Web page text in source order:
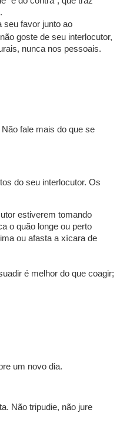
seu favor junto ao
goste de seu interlocutor,
nunca nos pessoais.
fale mais do que se
do seu interlocutor. Os
estiverem tomando
o quão longe ou perto
ou afasta a xícara de
é melhor do que coagir;
um novo dia.
Não tripudie, não jure